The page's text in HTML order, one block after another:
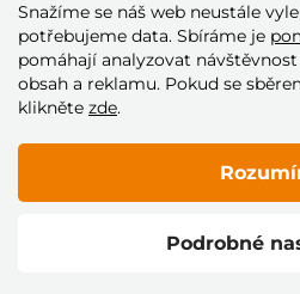
Přijímáme tyto
© 2005–2026 Helia
Snažíme se náš web neustále
potřebujeme data. Sbíráme je
pomáhají analyzovat
obsah a reklamu. Pokud se
klikněte zde.
Podrobné